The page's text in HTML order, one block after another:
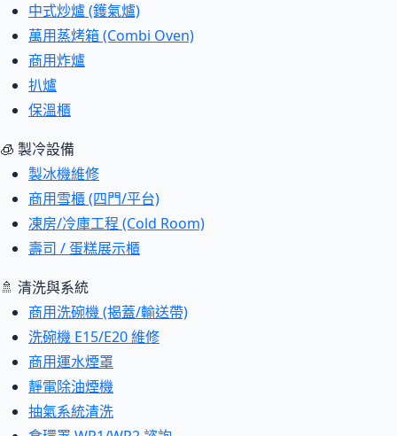
中式炒爐 (鑊氣爐)
萬用蒸烤箱 (Combi Oven)
商用炸爐
扒爐
保溫櫃
🧊 製冷設備
製冰機維修
商用雪櫃 (四門/平台)
凍房/冷庫工程 (Cold Room)
壽司 / 蛋糕展示櫃
🚿 清洗與系統
商用洗碗機 (揭蓋/輸送帶)
洗碗機 E15/E20 維修
商用運水煙罩
靜電除油煙機
抽氣系統清洗